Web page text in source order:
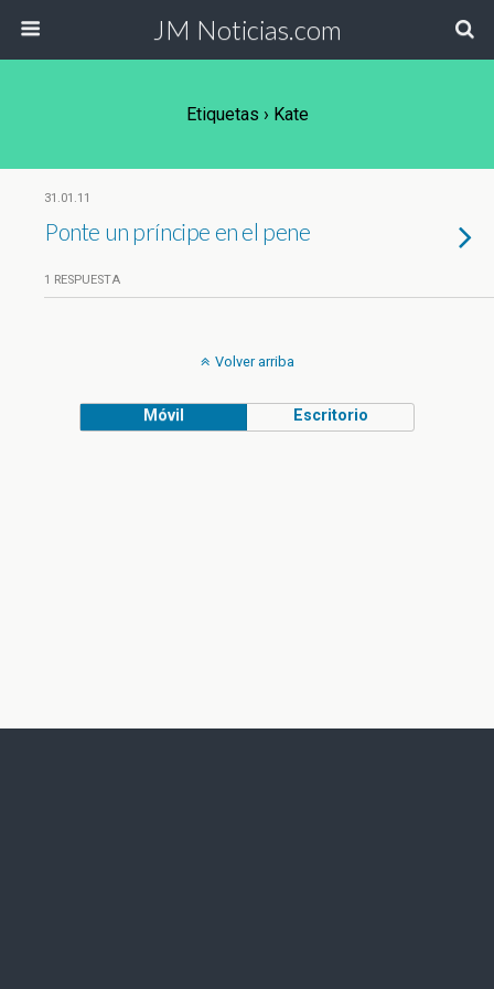
JM Noticias.com
Etiquetas › Kate
31.01.11
Ponte un príncipe en el pene
1 RESPUESTA
Volver arriba
Móvil Escritorio